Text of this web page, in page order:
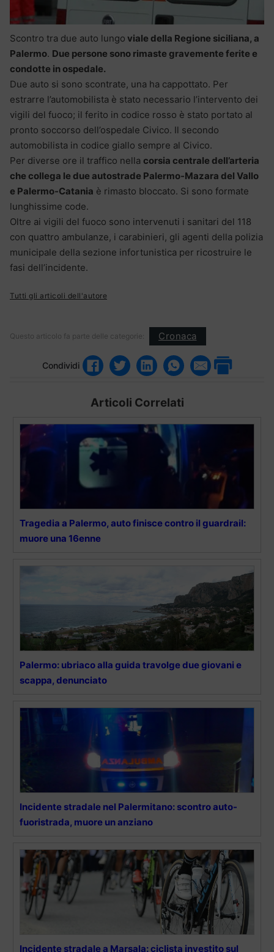
Scontro tra due auto lungo viale della Regione siciliana, a
Palermo. Due persone sono rimaste gravemente ferite e
condotte in ospedale.
Due auto si sono scontrate, una ha cappottato. Per
estrarre l’automobilista è stato necessario l’intervento dei
vigili del fuoco; il ferito in codice rosso è stato portato al
pronto soccorso dell’ospedale Civico. Il secondo
automobilista in codice giallo sempre al Civico.
Per diverse ore il traffico nella corsia centrale dell’arteria
che collega le due autostrade Palermo-Mazara del Vallo
e Palermo-Catania è rimasto bloccato. Si sono formate
lunghissime code.
Oltre ai vigili del fuoco sono intervenuti i sanitari del 118
con quattro ambulanze, i carabinieri, gli agenti della polizia
municipale della sezione infortunistica per ricostruire le
fasi dell’incidente.
Tutti gli articoli dell'autore
Questo articolo fa parte delle categorie: Cronaca
Condividi
Articoli Correlati
Tragedia a Palermo, auto finisce contro il guardrail:
muore una 16enne
Palermo: ubriaco alla guida travolge due giovani e
scappa, denunciato
Incidente stradale nel Palermitano: scontro auto-
fuoristrada, muore un anziano
Incidente stradale a Marsala: ciclista investito sul